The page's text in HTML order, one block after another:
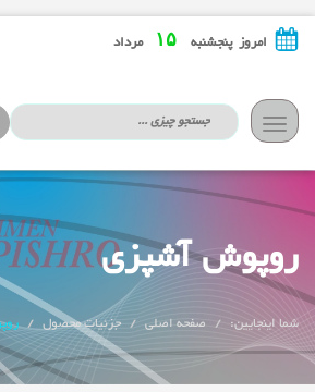
امروز پنجشنبه مرداد
تعویض
ناوبری
روپوش آشپزی
شما اینجایین: صفحه اصلی جزئیات محصول